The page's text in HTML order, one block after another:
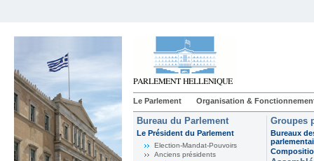
Le Parlement Organisation &
Bureau du Parlement
Le Président du Parlement
Election-Mandat-Pouvoirs
Anciens présidents
Groupes
Bureaux